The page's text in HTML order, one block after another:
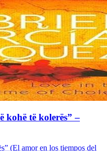
kohë të kolerës” –
(El amor en los tiempos del